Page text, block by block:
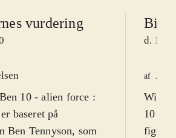
vurdering
10 - alien force :
baseret på
Ben Tennyson, som
d. 18.
af
Wii,
10